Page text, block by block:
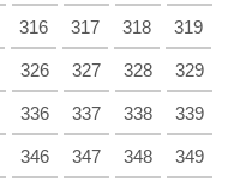
316 317 318 319
326 327 328 329
336 337 338 339
346 347 348 349